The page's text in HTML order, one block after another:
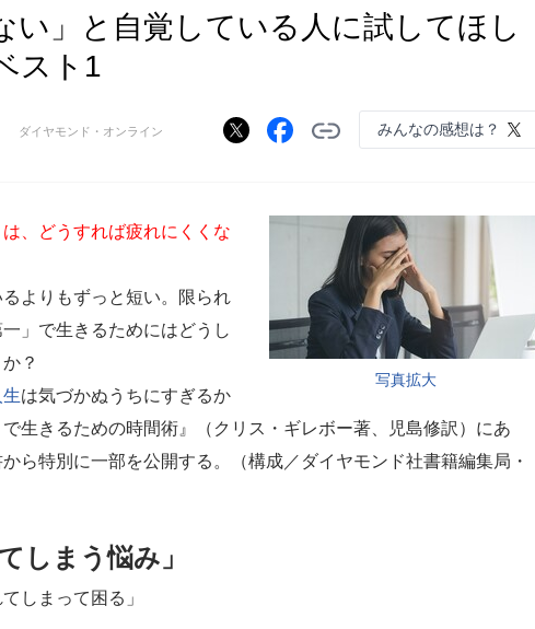
い」と自覚している人に試してほし
スト1
ダイヤモンド・オンライン みんなの感想は？
写真拡大
は、どうすれば疲れにくくな
よりもずっと短い。限られ
」で生きるためにはどうし
？
生は気づかぬうちにすぎるか
生きるための時間術』（クリス・ギレボー著、児島修訳）にあ
ら特別に一部を公開する。（構成／ダイヤモンド社書籍編集局・
しまう悩み」
しまって困る」